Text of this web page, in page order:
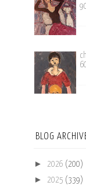
BLOG
► 2026 (200)
► 2025 (339)